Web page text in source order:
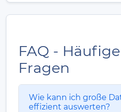
FAQ -
Fragen
Wie kann ich große
effizient auswerten?